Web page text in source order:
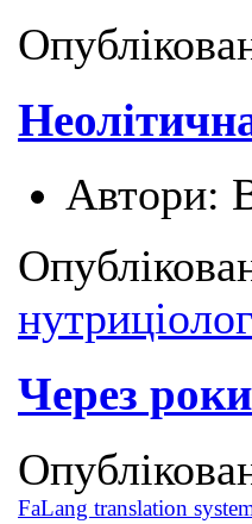
Автори:
Через
FaLang translation